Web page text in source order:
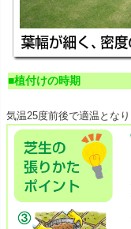
■植付けの時期
気温25度前後で適温とな